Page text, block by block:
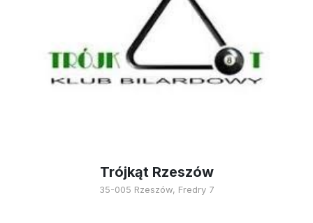
Trójkąt Rzeszów
35-005 Rzeszów, Fredry 7